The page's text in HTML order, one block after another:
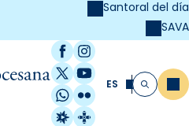
Santoral del día
SAVA
Facebook
Instagram
X / Twitter
YouTube
WhatsApp
Flickr
Radio Estel
Catalunya
ES Buscar